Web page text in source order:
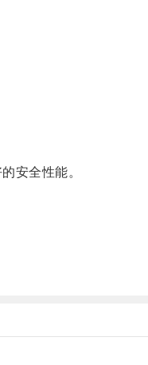
安全性能。